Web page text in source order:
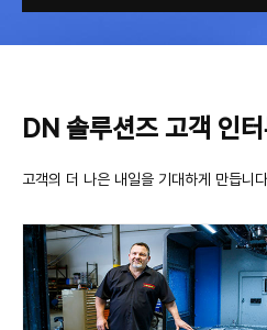
DN 솔루션즈 고객 인
고객의 더 나은 내일을 기대하게 만듭니